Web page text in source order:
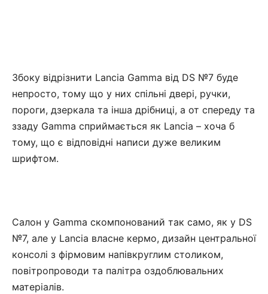
Збоку відрізнити Lancia Gamma від DS №7 буде
непросто, тому що у них спільні двері, ручки,
пороги, дзеркала та інша дрібниці, а от спереду та
ззаду Gamma сприймається як Lancia – хоча б
тому, що є відповідні написи дуже великим
шрифтом.
Салон у Gamma скомпонований так само, як у DS
№7, але у Lancia власне кермо, дизайн центральної
консолі з фірмовим напівкруглим столиком,
повітропроводи та палітра оздоблювальних
матеріалів.